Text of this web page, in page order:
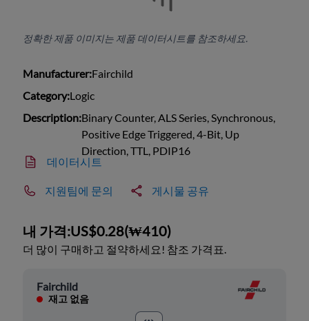
정확한 제품 이미지는 제품 데이터시트를 참조하세요.
Manufacturer:Fairchild
Category:Logic
Description:Binary Counter, ALS Series, Synchronous,
Positive Edge Triggered, 4-Bit, Up
Direction, TTL, PDIP16
데이터시트
지원팀에 문의 게시물 공유
내 가격:US$0.28(₩410)
더 많이 구매하고 절약하세요! 참조 가격표.
Fairchild
재고 없음